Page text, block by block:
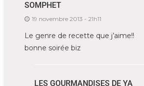
SOMPHET
19 novembre 2013 - 21h11
Le genre de recette que j’aime!!
bonne soirée biz
LES GOURMANDISES DE YA